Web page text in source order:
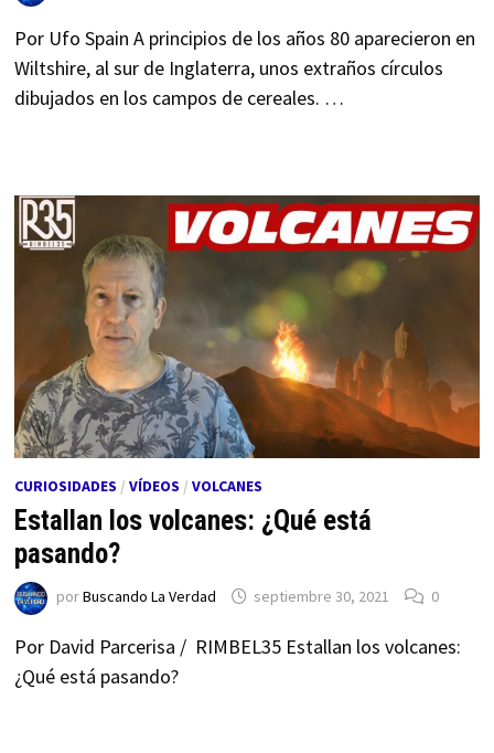
Por Ufo Spain A principios de los años 80 aparecieron en
Wiltshire, al sur de Inglaterra, unos extraños círculos
dibujados en los campos de cereales. …
CURIOSIDADES / VÍDEOS / VOLCANES
Estallan los volcanes: ¿Qué está
pasando?
porBuscando La Verdad septiembre 30, 2021 0
Por David Parcerisa / RIMBEL35 Estallan los volcanes:
¿Qué está pasando?